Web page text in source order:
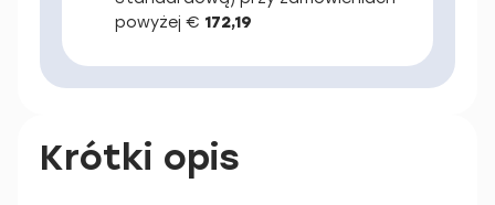
powyżej € 172,19
Krótki opis